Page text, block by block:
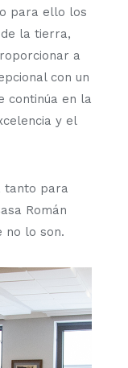
para ello los
la tierra,
a
con un
continúa en la
y el
tanto para
Román
no lo son.